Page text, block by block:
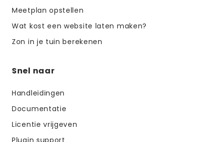
Meetplan opstellen
Wat kost een website laten maken?
Zon in je tuin berekenen
Snel naar
Handleidingen
Documentatie
Licentie vrijgeven
Plugin support